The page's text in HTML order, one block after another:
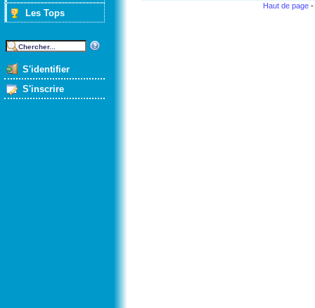
Les Tops
S'identifier
S'inscrire
Haut de page